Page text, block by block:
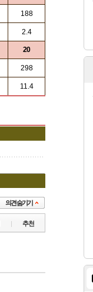
188
2.4
20
298
11.4
추천